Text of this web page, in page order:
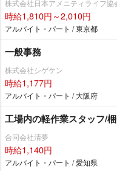
株式会社日本アメニティライフ協
時給1,810円～2,010円
アルバイト・パート / 東京都
一般事務
株式会社シゲケン
時給1,177円
アルバイト・パート / 大阪府
工場内の軽作業スタッフ/
合同会社清夢
時給1,140円
アルバイト・パート / 愛知県